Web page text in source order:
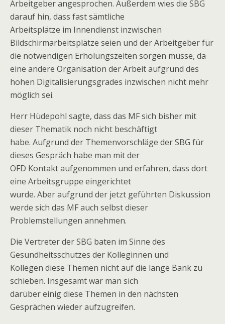
Arbeitgeber angesprochen. Außerdem wies die SBG
darauf hin, dass fast sämtliche
Arbeitsplätze im Innendienst inzwischen
Bildschirmarbeitsplätze seien und der Arbeitgeber für
die notwendigen Erholungszeiten sorgen müsse, da
eine andere Organisation der Arbeit aufgrund des
hohen Digitalisierungsgrades inzwischen nicht mehr
möglich sei.
Herr Hüdepohl sagte, dass das MF sich bisher mit
dieser Thematik noch nicht beschäftigt
habe. Aufgrund der Themenvorschläge der SBG für
dieses Gespräch habe man mit der
OFD Kontakt aufgenommen und erfahren, dass dort
eine Arbeitsgruppe eingerichtet
wurde. Aber aufgrund der jetzt geführten Diskussion
werde sich das MF auch selbst dieser
Problemstellungen annehmen.
Die Vertreter der SBG baten im Sinne des
Gesundheitsschutzes der Kolleginnen und
Kollegen diese Themen nicht auf die lange Bank zu
schieben. Insgesamt war man sich
darüber einig diese Themen in den nächsten
Gesprächen wieder aufzugreifen.